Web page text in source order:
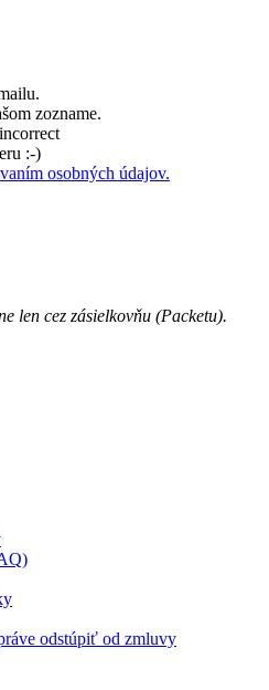
zozname.
:-)
osobných údajov.
len cez zásielkovňu (Packetu).
odstúpiť od zmluvy